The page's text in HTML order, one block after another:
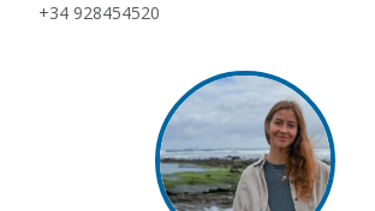
+34 928454520